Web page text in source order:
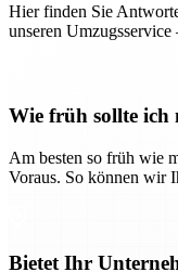
Hier finden Sie
unseren Umzugsservice
Wie früh sollte ich
Am besten so früh wie
Voraus. So können wir
Bietet Ihr